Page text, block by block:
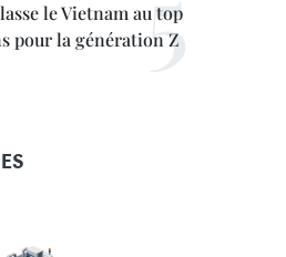
le Vietnam au top
pour la génération Z